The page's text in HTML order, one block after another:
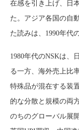
在感を引き上げ、日
た。アジア各国の自
た読みは、1990年代
1980年代のNSKは、
る一方、海外売上比
特殊品が混在する装
的な分散と規模の両
のちのグローバル展